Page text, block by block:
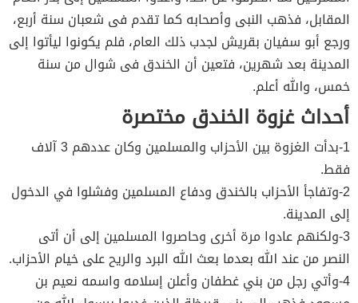
المقابل، فذهب النبى وأصحابه كما تقدم فى شعبان سنة أربع،
ورجع أبو سفيان بقريش لجدب ذلك العام، فلم يكونوا ليأتوا إلى
المدينة بعد شهرين، فتعين أن الخندق فى شوال من سنة
خمس، والله أعلم.
أحداث غزوة الخندق مختصرة
1-بدأت الغزوة بين الأحزاب والمسلمين وكان عددهم 3 آلاف
فقط.
2-وتفاجأ الأحزاب بالخندق ودفاع المسلمين وفشلوا في الدخول
إلى المدينة.
3-ولكنهم عادوا مرة أخرى وحاصروا المسلمين إلى أن أتى
النصر من عند الله بعدما بعث الله البرد والريح على خيام الأحزاب.
4-وأتي رجل من بني غطفان وأعلن إسلامه واسمه نعيم بن